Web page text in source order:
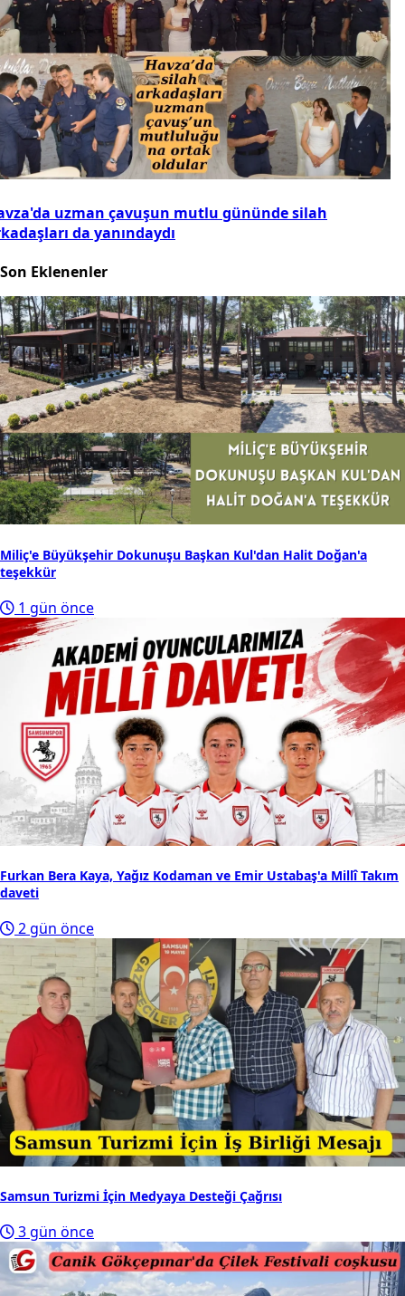
uzman çavuşun mutlu gününde silah
da yanındaydı
Son Eklenenler
Miliç'e Büyükşehir Dokunuşu Başkan Kul'dan Halit Doğan'a
teşekkür
1 gün önce
Furkan Bera Kaya, Yağız Kodaman ve Emir Ustabaş'a Millî Takım
daveti
2 gün önce
Samsun Turizmi İçin Medyaya Desteği Çağrısı
3 gün önce